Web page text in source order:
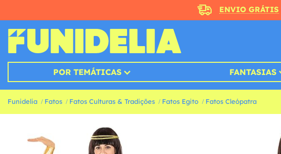
ENVIO GRÁTIS
POR TEMÁTICAS FANTASIAS
Funidelia Fatos Fatos Culturas & Tradições Fatos Egito Fatos Cleópatra